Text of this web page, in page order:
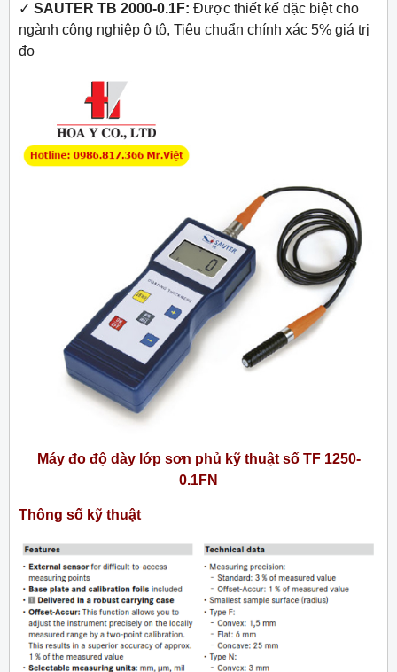
✓ SAUTER TB 2000-0.1F: Được thiết kế đặc biệt cho
ngành công nghiệp ô tô, Tiêu chuẩn chính xác 5% giá trị
đo
Máy đo độ dày lớp sơn phủ kỹ thuật số TF 1250-
0.1FN
Thông số kỹ thuật